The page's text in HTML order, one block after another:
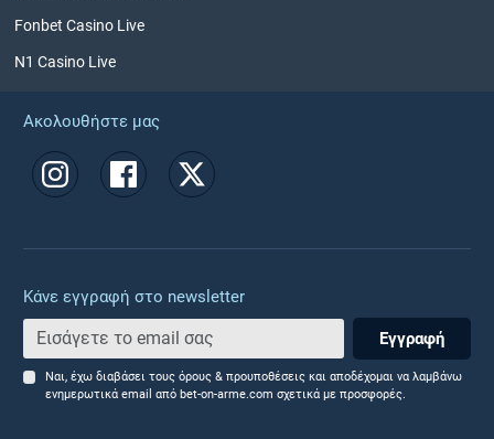
Fonbet Casino Live
N1 Casino Live
Ακολουθήστε μας
Κάνε εγγραφή στο newsletter
Εγγραφή
Ναι, έχω διαβάσει τους όρους & προυποθέσεις και αποδέχομαι να λαμβάνω
ενημερωτικά email από bet-on-arme.com σχετικά με προσφορές.